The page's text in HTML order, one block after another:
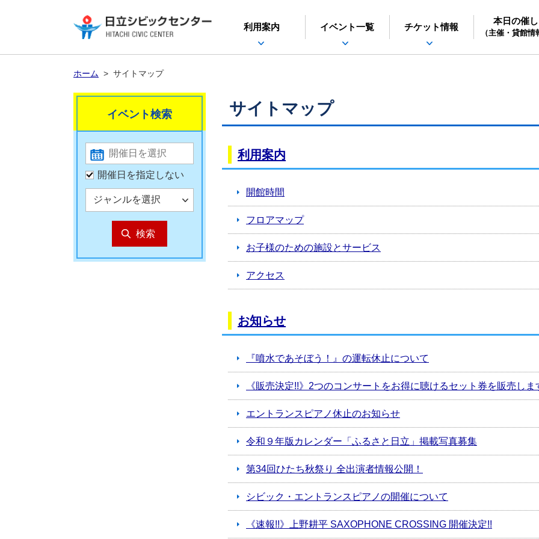
日立シビックセンター
利用案内 イベント一覧 チケット情報
本日の催し
（主催・貸館情
ホーム > サイトマップ
サイトマップ
利用案内
開館時間
フロアマップ
お子様のための施設とサービス
アクセス
お知らせ
『噴水であそぼう！』の運転休止について
《販売決定!!》2つのコンサートをお得に聴けるセット券を販売しま
エントランスピアノ休止のお知らせ
令和９年版カレンダー「ふるさと日立」掲載写真募集
第34回ひたち秋祭り 全出演者情報公開！
シビック・エントランスピアノの開催について
《速報!!》上野耕平 SAXOPHONE CROSSING 開催決定!!
イベント検索
開催日を指定しない